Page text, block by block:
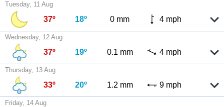
Tuesday, 11 Aug
37º 18º 0 mm 4 mph
Wednesday, 12 Aug
37º 19º 0.1 mm 4 mph
Thursday, 13 Aug
33º 20º 1.2 mm 9 mph
Friday, 14 Aug